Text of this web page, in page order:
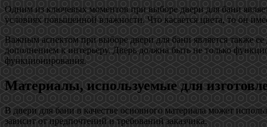
Одним из ключевых моментов при выборе двери для бани
условиях повышенной влажности. Что касается цвета, то он
Важным аспектом при выборе двери для бани является также
дополнением к интерьеру. Дверь должна быть не только
функционирования.
Материалы, используемые для
В двери для бани в качестве основного материала может
зависит от предпочтений и требований заказчика.